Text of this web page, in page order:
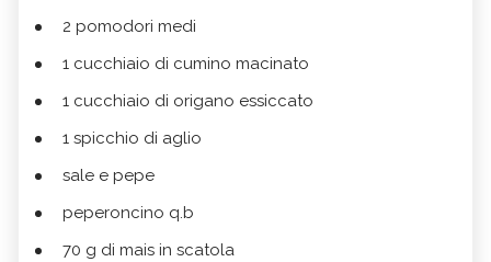
2 pomodori medi
1 cucchiaio di cumino macinato
1 cucchiaio di origano essiccato
1 spicchio di aglio
sale e pepe
peperoncino q.b
70 g di mais in scatola